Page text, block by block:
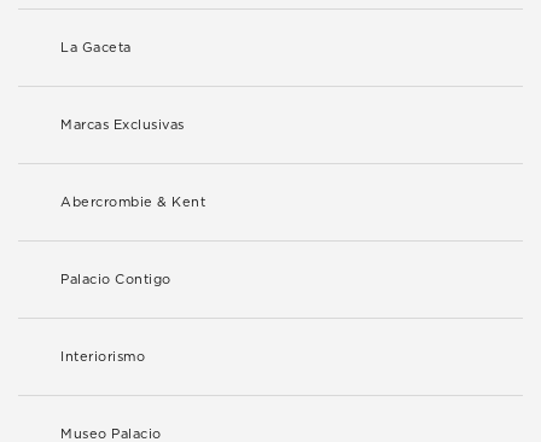
La Gaceta
Marcas Exclusivas
Abercrombie & Kent
Palacio Contigo
Interiorismo
Museo Palacio